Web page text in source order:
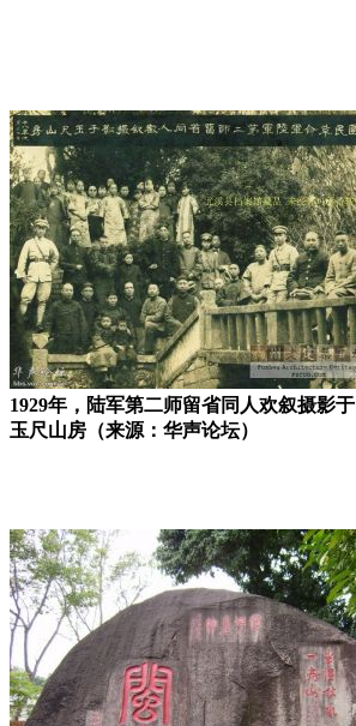
1929年，陆军第二师留省同人欢叙摄影于
玉尺山房（来源：华声论坛）